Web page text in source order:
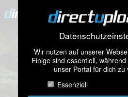
Wir nutzen auf unserer
Einige sind essentiell,
unser Portal für dich zu
Essenziell